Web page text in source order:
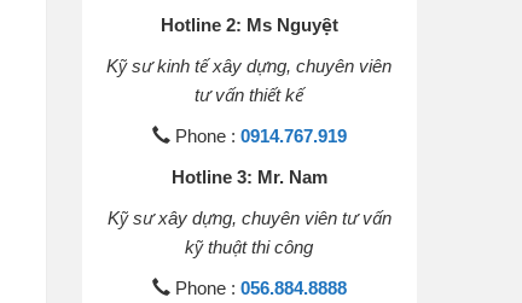
Hotline 2: Ms Nguyệt
Kỹ sư kinh tế xây dựng, chuyên viên
tư vấn thiết kế
Phone : 0914.767.919
Hotline 3: Mr. Nam
Kỹ sư xây dựng, chuyên viên tư vấn
kỹ thuật thi công
Phone : 056.884.8888